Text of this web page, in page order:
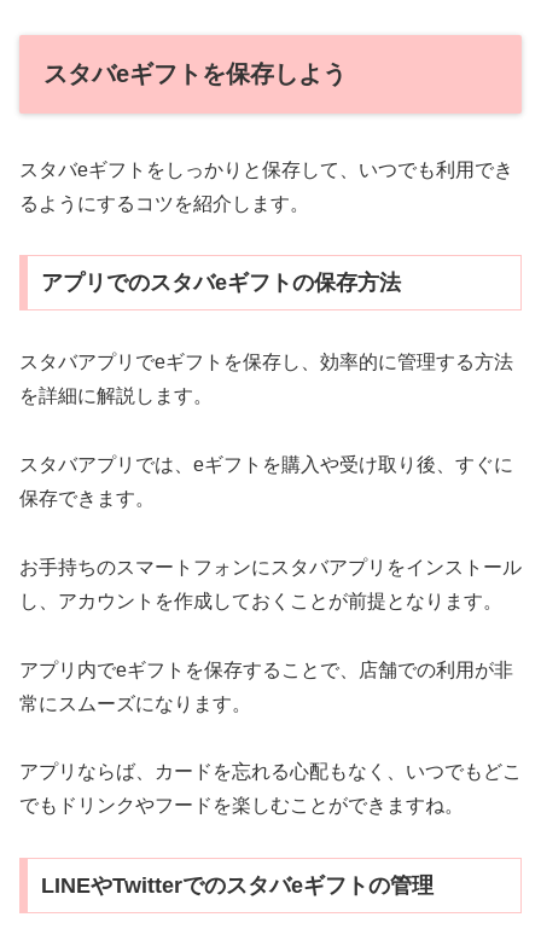
スタバeギフトを保存しよう
スタバeギフトをしっかりと保存して、いつでも利用でき
るようにするコツを紹介します。
アプリでのスタバeギフトの保存方法
スタバアプリでeギフトを保存し、効率的に管理する方法
を詳細に解説します。
スタバアプリでは、eギフトを購入や受け取り後、すぐに
保存できます。
お手持ちのスマートフォンにスタバアプリをインストール
し、アカウントを作成しておくことが前提となります。
アプリ内でeギフトを保存することで、店舗での利用が非
常にスムーズになります。
アプリならば、カードを忘れる心配もなく、いつでもどこ
でもドリンクやフードを楽しむことができますね。
LINEやTwitterでのスタバeギフトの管理